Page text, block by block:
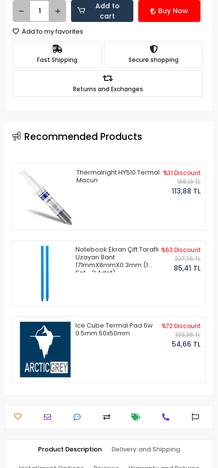
Add to
cart
Buy Now
Add to my favorites
Fast Shipping Secure shopping
Returns and Exchanges
Recommended Products
Thermalright HY510 Termal
Macun
%31 Discount
165,13 TL
113,88 TL
Notebook Ekran Çift Taraflı
Uzayan Bant
171mmX8mmX0.3mm (1
Set - 2 Adet)
%63 Discount
227,76 TL
85,41 TL
Ice Cube Termal Pad 6w
0.5mm 50x50mm
%72 Discount
198,38 TL
54,66 TL
Product Description Delivery and Shipping